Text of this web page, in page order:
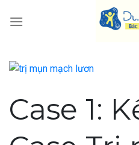
Case 1: